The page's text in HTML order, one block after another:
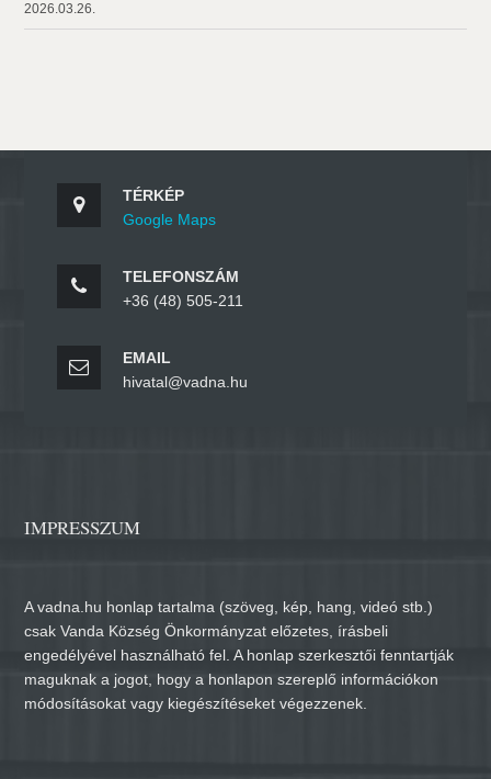
2026.03.26.
TÉRKÉP
Google Maps
TELEFONSZÁM
+36 (48) 505-211
EMAIL
hivatal@vadna.hu
IMPRESSZUM
A vadna.hu honlap tartalma (szöveg, kép, hang, videó stb.)
csak Vanda Község Önkormányzat előzetes, írásbeli
engedélyével használható fel. A honlap szerkesztői fenntartják
maguknak a jogot, hogy a honlapon szereplő információkon
módosításokat vagy kiegészítéseket végezzenek.